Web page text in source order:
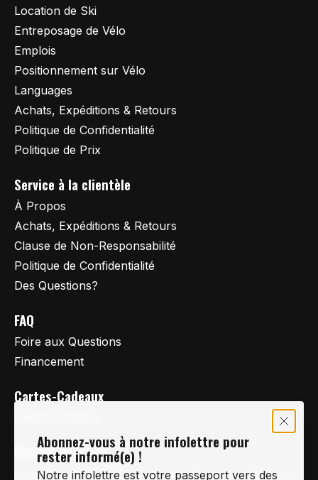
Location de Ski
Entreposage de Vélo
Emplois
Positionnement sur Vélo
Languages
Achats, Expéditions & Retours
Politique de Confidentialité
Politique de Prix
Service à la clientèle
À Propos
Achats, Expéditions & Retours
Clause de Non-Responsabilité
Politique de Confidentialité
Des Questions?
FAQ
Foire aux Questions
Financement
Cartes-Cadeaux
Vertige Vélo Ski
La référence en vélo de route, vélo de montagne et
Abonnez-vous à notre infolettre pour
rester informé(e) !
Notre infolettre est votre passeport vers des